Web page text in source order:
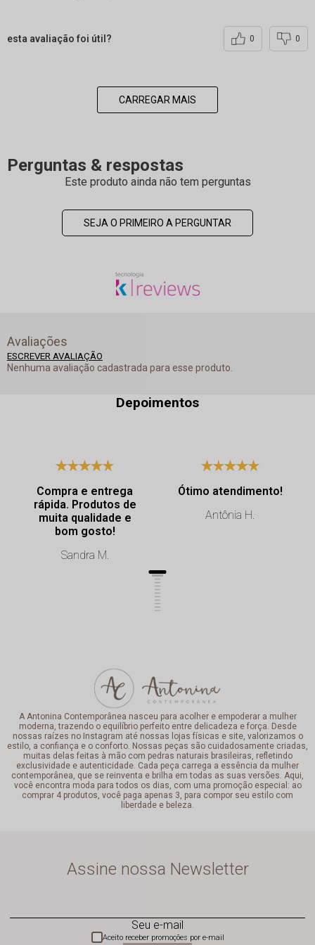
esta avaliação foi útil? 0 0
CARREGAR MAIS
Perguntas & respostas
Este produto ainda não tem perguntas
SEJA O PRIMEIRO A PERGUNTAR
Avaliações
ESCREVER AVALIAÇÃO
Nenhuma avaliação cadastrada para esse produto.
Depoimentos
Compra e entrega
rápida. Produtos de
muita qualidade e
bom gosto!
Sandra M.
Ótimo atendimento!
Antônia H.
A Antonina Contemporânea nasceu para acolher e empoderar a mulher
moderna, trazendo o equilíbrio perfeito entre delicadeza e força. Desde
nossas raízes no Instagram até nossas lojas físicas e site, valorizamos o
estilo, a confiança e o conforto. Nossas peças são cuidadosamente criadas,
muitas delas feitas à mão com pedras naturais brasileiras, refletindo
exclusividade e autenticidade. Cada peça carrega a essência da mulher
contemporânea, que se reinventa e brilha em todas as suas versões. Aqui,
você encontra moda para todos os dias, com uma promoção especial: ao
comprar 4 produtos, você paga apenas 3, para compor seu estilo com
liberdade e beleza.
Assine nossa Newsletter
Seu e-mail
Aceito receber promoções por e-mail